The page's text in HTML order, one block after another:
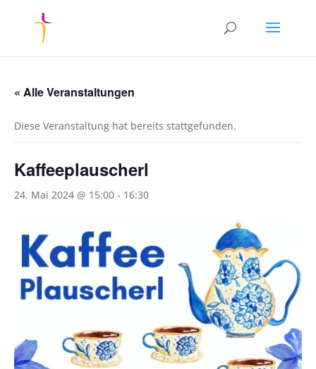
« Alle Veranstaltungen
Diese Veranstaltung hat bereits stattgefunden.
Kaffeeplauscherl
24. Mai 2024 @ 15:00 - 16:30